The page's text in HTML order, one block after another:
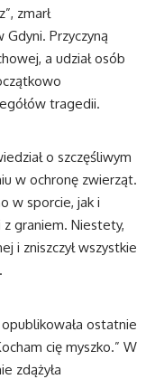
zmarł
Przyczyną
a udział osób
tragedii.
o szczęśliwym
w ochronę zwierząt.
w sporcie, jak i
graniem. Niestety,
i zniszczył wszystkie
ostatnie
cię myszko.” W
zdążyła